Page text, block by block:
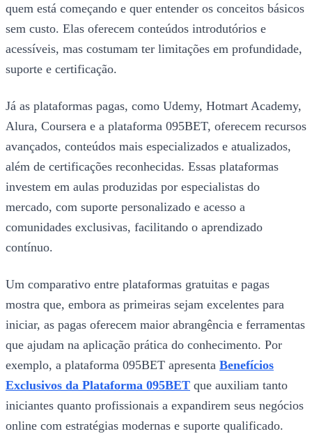
quem está começando e quer entender os conceitos básicos
sem custo. Elas oferecem conteúdos introdutórios e
acessíveis, mas costumam ter limitações em profundidade,
suporte e certificação.
Já as plataformas pagas, como Udemy, Hotmart Academy,
Alura, Coursera e a plataforma 095BET, oferecem recursos
avançados, conteúdos mais especializados e atualizados,
além de certificações reconhecidas. Essas plataformas
investem em aulas produzidas por especialistas do
mercado, com suporte personalizado e acesso a
comunidades exclusivas, facilitando o aprendizado
contínuo.
Um comparativo entre plataformas gratuitas e pagas
mostra que, embora as primeiras sejam excelentes para
iniciar, as pagas oferecem maior abrangência e ferramentas
que ajudam na aplicação prática do conhecimento. Por
exemplo, a plataforma 095BET apresenta Benefícios
Exclusivos da Plataforma 095BET que auxiliam tanto
iniciantes quanto profissionais a expandirem seus negócios
online com estratégias modernas e suporte qualificado.